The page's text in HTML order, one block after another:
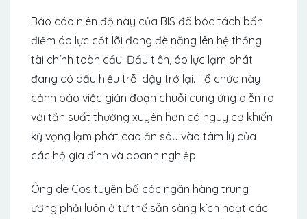
Báo cáo niên độ này của BIS đã bóc tách bốn
điểm áp lực cốt lõi đang đè nặng lên hệ thống
tài chính toàn cầu. Đầu tiên, áp lực lạm phát
đang có dấu hiệu trỗi dậy trở lại. Tổ chức này
cảnh báo việc gián đoạn chuỗi cung ứng diễn ra
với tần suất thường xuyên hơn có nguy cơ khiến
kỳ vọng lạm phát cao ăn sâu vào tâm lý của
các hộ gia đình và doanh nghiệp.
Ông de Cos tuyên bố các ngân hàng trung
ương phải luôn ở tư thế sẵn sàng kích hoạt các